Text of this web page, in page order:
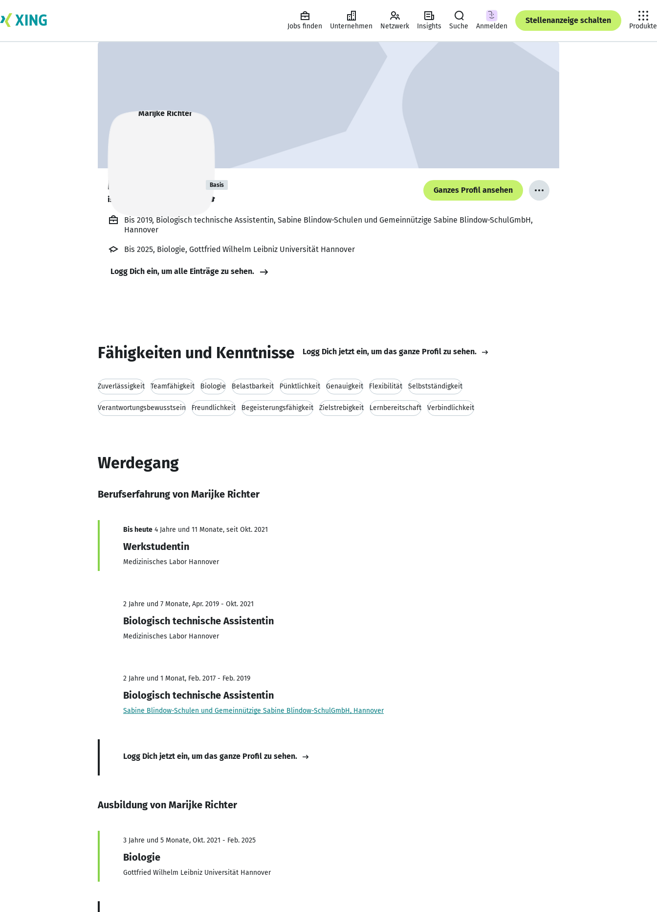
Jobs finden Unternehmen Netzwerk Insights Suche Anmelden
Stellenanzeige schalten
Produkte
Marijke Richter Basis
ist kurz vor dem Abschluss. 🎓
Ganzes Profil ansehen
Bis 2019, Biologisch technische Assistentin, Sabine Blindow-Schulen und Gemeinnützige Sabine Blindow-SchulGmbH,
Hannover
Bis 2025, Biologie, Gottfried Wilhelm Leibniz Universität Hannover
Logg Dich ein, um alle Einträge zu sehen.
Fähigkeiten und Kenntnisse Logg Dich jetzt ein, um das ganze Profil zu sehen.
Zuverlässigkeit Teamfähigkeit Biologie Belastbarkeit Pünktlichkeit Genauigkeit Flexibilität Selbstständigkeit
Verantwortungsbewusstsein Freundlichkeit Begeisterungsfähigkeit Zielstrebigkeit Lernbereitschaft Verbindlichkeit
Werdegang
Berufserfahrung von Marijke Richter
Bis heute 4 Jahre und 11 Monate, seit Okt. 2021
Werkstudentin
Medizinisches Labor Hannover
2 Jahre und 7 Monate, Apr. 2019 - Okt. 2021
Biologisch technische Assistentin
Medizinisches Labor Hannover
2 Jahre und 1 Monat, Feb. 2017 - Feb. 2019
Biologisch technische Assistentin
Sabine Blindow-Schulen und Gemeinnützige Sabine Blindow-SchulGmbH, Hannover
Logg Dich jetzt ein, um das ganze Profil zu sehen.
Ausbildung von Marijke Richter
3 Jahre und 5 Monate, Okt. 2021 - Feb. 2025
Biologie
Gottfried Wilhelm Leibniz Universität Hannover